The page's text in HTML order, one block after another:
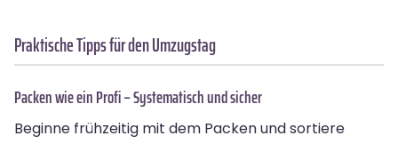
Praktische Tipps für den Umzugstag
Packen wie ein Profi – Systematisch und sicher
Beginne frühzeitig mit dem Packen und sortiere